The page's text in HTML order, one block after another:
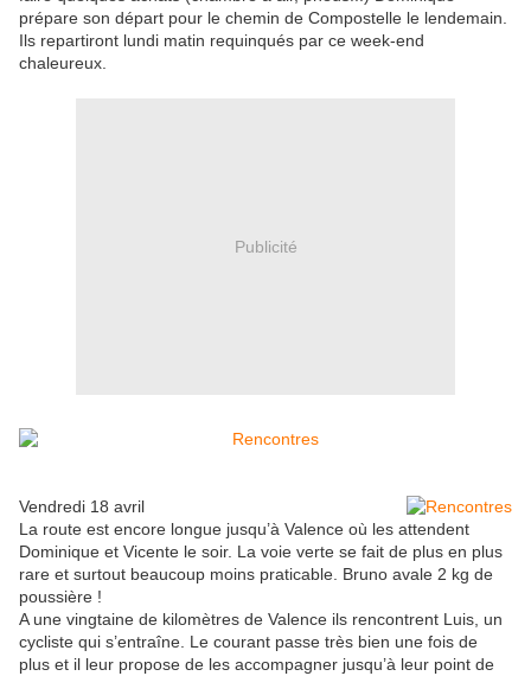
prépare son départ pour le chemin de Compostelle le lendemain.
Ils repartiront lundi matin requinqués par ce week-end
chaleureux.
Publicité
Vendredi 18 avril
La route est encore longue jusqu’à Valence où les attendent
Dominique et Vicente le soir. La voie verte se fait de plus en plus
rare et surtout beaucoup moins praticable. Bruno avale 2 kg de
poussière !
A une vingtaine de kilomètres de Valence ils rencontrent Luis, un
cycliste qui s’entraîne. Le courant passe très bien une fois de
plus et il leur propose de les accompagner jusqu’à leur point de